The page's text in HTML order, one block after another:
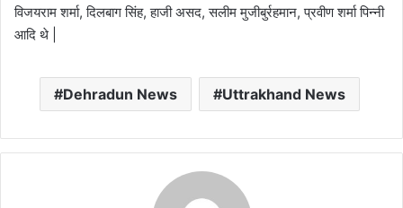
विजयराम शर्मा, दिलबाग सिंह, हाजी असद, सलीम मुजीबुर्रहमान, प्रवीण शर्मा पिन्नी
आदि थे |
Dehradun News Uttrakhand News